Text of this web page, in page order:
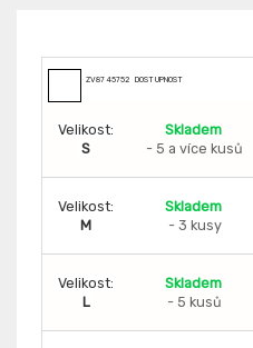
ZV8745752 DOSTUPNOST
Velikost:
S
Skladem
- 5 a více kusů
Velikost:
M
Skladem
- 3 kusy
Velikost:
L
Skladem
- 5 kusů